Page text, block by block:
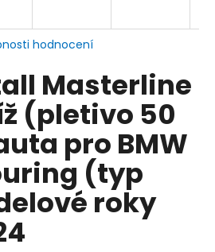
hodnocení
Masterline
(pletivo 50
pro BMW
(typ
roky
HLEDAT